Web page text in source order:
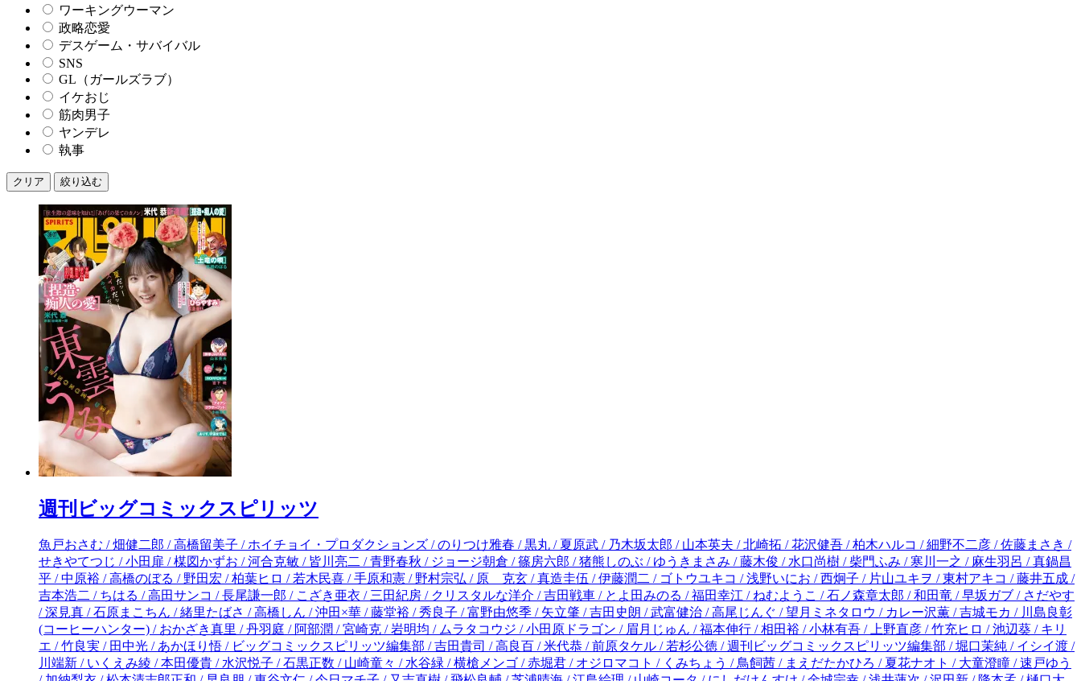
ワーキングウーマン
政略恋愛
デスゲーム・サバイバル
SNS
GL（ガールズラブ）
イケおじ
筋肉男子
ヤンデレ
執事
クリア 絞り込む
週刊ビッグコミックスピリッツ
魚戸おさむ / 畑健二郎 / 高橋留美子 / ホイチョイ・プロダクションズ / のりつけ雅春 / 黒丸 / 夏原武 / 乃木坂太郎 / 山本英夫 / 北崎拓 / 花沢健吾 / 柏木ハルコ / 細野不二彦 / 佐藤まさき / せきやてつじ / 小田扉 / 楳図かずお / 河合克敏 / 皆川亮二 / 青野春秋 / ジョージ朝倉 / 篠房六郎 / 猪熊しのぶ / ゆうきまさみ / 藤木俊 / 水口尚樹 / 柴門ふみ / 寒川一之 / 麻生羽呂 / 真鍋昌平 / 中原裕 / 高橋のぼる / 野田宏 / 柏葉ヒロ / 若木民喜 / 手原和憲 / 野村宗弘 / 原 克玄 / 真造圭伍 / 伊藤潤二 / ゴトウユキコ / 浅野いにお / 西炯子 / 片山ユキヲ / 東村アキコ / 藤井五成 / 吉本浩二 / ちはる / 高田サンコ / 長尾謙一郎 / こざき亜衣 / 三田紀房 / クリスタルな洋介 / 吉田戦車 / とよ田みのる / 福田幸江 / ねむようこ / 石ノ森章太郎 / 和田竜 / 早坂ガブ / さだやす / 深見真 / 石原まこちん / 緒里たばさ / 高橋しん / 沖田×華 / 藤堂裕 / 秀良子 / 富野由悠季 / 矢立肇 / 吉田史朗 / 武富健治 / 高尾じんぐ / 望月ミネタロウ / カレー沢薫 / 吉城モカ / 川島良彰(コーヒーハンター) / おかざき真里 / 丹羽庭 / 阿部潤 / 宮崎克 / 岩明均 / ムラタコウジ / 小田原ドラゴン / 眉月じゅん / 福本